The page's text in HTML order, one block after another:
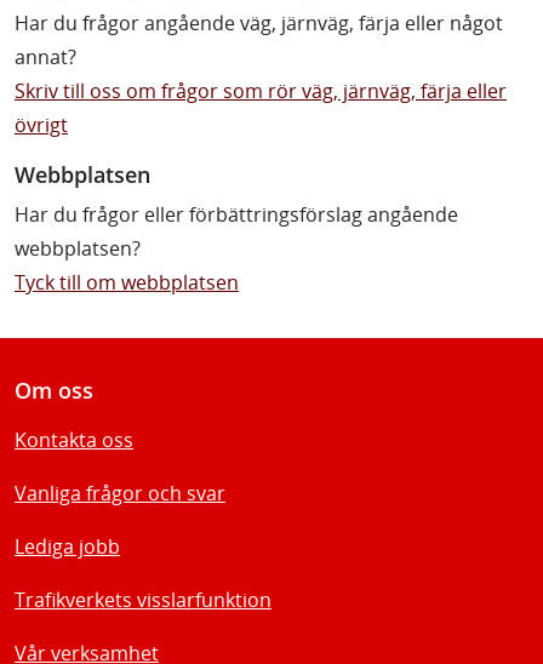
Har du frågor angående väg, järnväg, färja eller något
annat?
Skriv till oss om frågor som rör väg, järnväg, färja eller
övrigt
Webbplatsen
Har du frågor eller förbättringsförslag angående
webbplatsen?
Tyck till om webbplatsen
Om oss
Kontakta oss
Vanliga frågor och svar
Lediga jobb
Trafikverkets visslarfunktion
Vår verksamhet